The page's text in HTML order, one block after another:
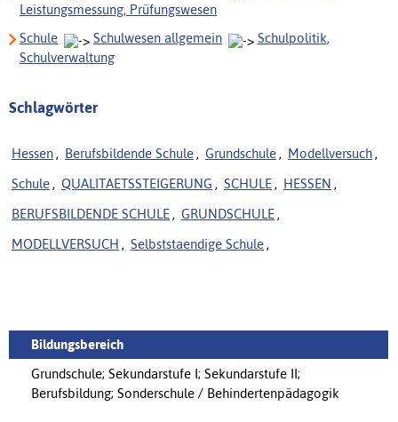
Leistungsmessung, Prüfungswesen
Schule
Schulwesen allgemein
Schulpolitik,
Schulverwaltung
Schlagwörter
Hessen , Berufsbildende Schule , Grundschule , Modellversuch ,
Schule , QUALITAETSSTEIGERUNG , SCHULE , HESSEN ,
BERUFSBILDENDE SCHULE , GRUNDSCHULE ,
MODELLVERSUCH , Selbststaendige Schule ,
Bildungsbereich
Grundschule; Sekundarstufe I; Sekundarstufe II;
Berufsbildung; Sonderschule / Behindertenpädagogik